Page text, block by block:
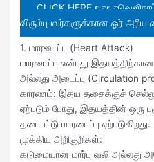
CLICK HERE
விரும்புபவர்களுக்கான ஓர் அரிய
1. மாரடைப்பு (Heart Attack)
​மாரடைப்பு என்பது
அல்லது அடைப்பு (Circulation
​காரணம்: இதய தசைக்குச்
ஏற்படும் போது, இதயத்தின் ஒரு
தடைபட்டு மாரடைப்பு ஏற்படுகிறது.
​முக்கிய அறிகுறிகள்:
​கடுமையான மார்பு வலி அல்லது